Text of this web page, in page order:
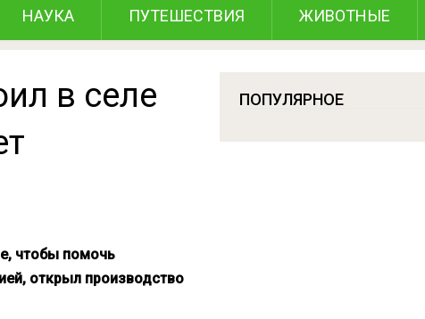
НАУКА ПУТЕШЕСТВИЯ ЖИВОТНЫЕ
в селе
чтобы помочь
открыл производство
ПОПУЛЯРНОЕ